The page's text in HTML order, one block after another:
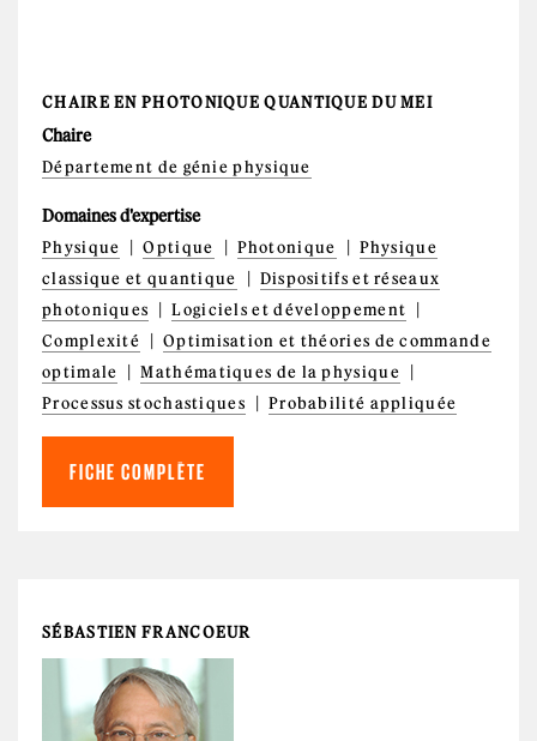
CHAIRE EN PHOTONIQUE QUANTIQUE DU MEI
Chaire
Département de génie physique
Domaines d'expertise
Physique Optique Photonique
Physique
classique et quantique
Dispositifs et réseaux
photoniques
Logiciels et développement
Complexité
Optimisation et théories de commande
optimale
Mathématiques de la physique
Processus stochastiques
Probabilité appliquée
FICHE COMPLÈTE
SÉBASTIEN FRANCOEUR